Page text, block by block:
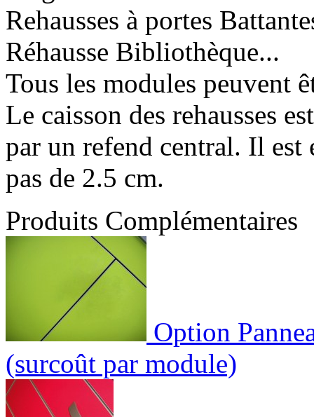
Rehausses à portes
Réhausse Bibliothèque...
Tous les modules peuvent
Le caisson des rehausses
par un refend central. Il est
pas de 2.5 cm.
Produits Complémentaires
Option
(surcoût par module)